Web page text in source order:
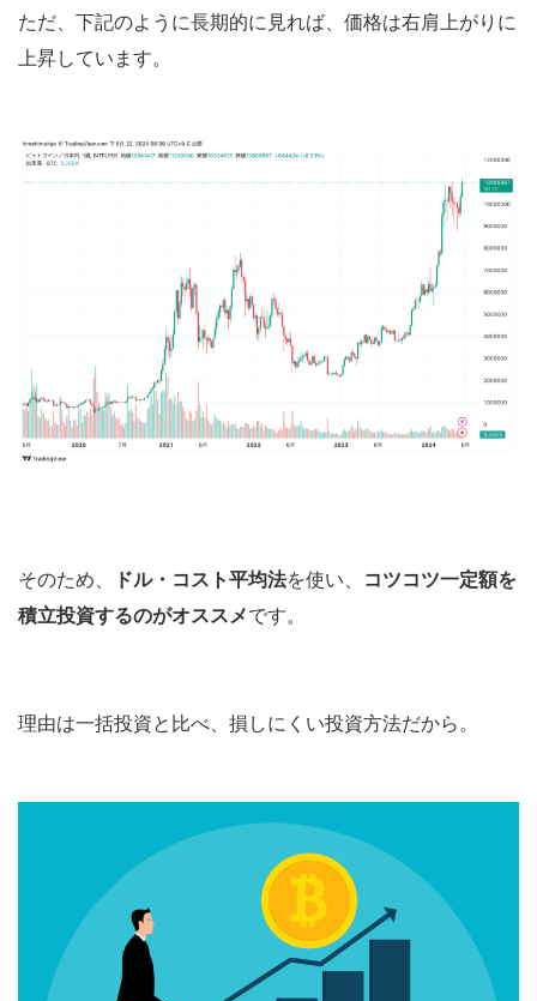
ただ、下記のように長期的に見れば、価格は右肩上がりに
上昇しています。
そのため、 ドル・コスト平均法を使い、
コツコツ一定額を
積立投資するのがオススメです。
理由は一括投資と比べ、損しにくい投資方法だから。